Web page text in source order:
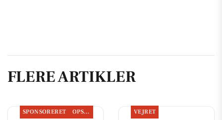
FLERE ARTIKLER
SPONSORERET OPSLAGSTAVLEN VEJRET